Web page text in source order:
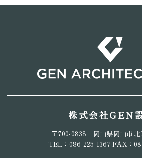
株式会社GEN
〒700-0838 岡山県岡山市北
TEL：086-225-1367 FAX：